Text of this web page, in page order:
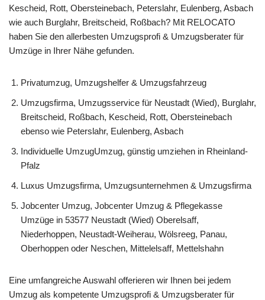
Kescheid, Rott, Obersteinebach, Peterslahr, Eulenberg, Asbach
wie auch Burglahr, Breitscheid, Roßbach? Mit RELOCATO
haben Sie den allerbesten Umzugsprofi & Umzugsberater für
Umzüge in Ihrer Nähe gefunden.
Privatumzug, Umzugshelfer & Umzugsfahrzeug
Umzugsfirma, Umzugsservice für Neustadt (Wied), Burglahr,
Breitscheid, Roßbach, Kescheid, Rott, Obersteinebach
ebenso wie Peterslahr, Eulenberg, Asbach
Individuelle UmzugUmzug, günstig umziehen in Rheinland-
Pfalz
Luxus Umzugsfirma, Umzugsunternehmen & Umzugsfirma
Jobcenter Umzug, Jobcenter Umzug & Pflegekasse
Umzüge in 53577 Neustadt (Wied) Oberelsaff,
Niederhoppen, Neustadt-Weiherau, Wölsreeg, Panau,
Oberhoppen oder Neschen, Mittelelsaff, Mettelshahn
Eine umfangreiche Auswahl offerieren wir Ihnen bei jedem
Umzug als kompetente Umzugsprofi & Umzugsberater für